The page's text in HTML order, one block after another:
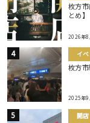
枚方
とめ】
2026年8
イ
枚方
2025年9
開